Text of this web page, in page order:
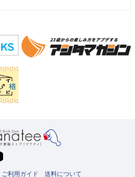
ご利用ガイド 送料について